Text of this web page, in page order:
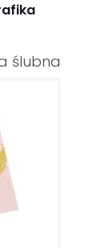
ślubna